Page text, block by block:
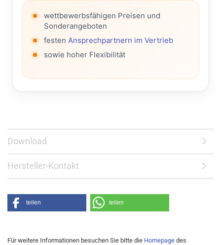
wettbewerbsfähigen Preisen und
Sonderangeboten
festen Ansprechpartnern im Vertrieb
sowie hoher Flexibilität
Download
Hersteller-Kontakt
teilen teilen
Für weitere Informationen besuchen Sie bitte die Homepage des